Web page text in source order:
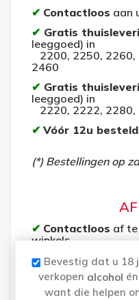
✔ Contactloos aan
✔ Gratis
leeggoed) in
2200, 2250, 2260,
2460
✔ Gratis
leeggoed) in
2220, 2222, 2280,
✔ Vóór 12u
(*) Bestellingen op
✔ Contactloos af te
winkels
✔ Wij bieden u een
✔ Uw bestelling
Bevestig dat u 18
verkopen alcohol
want die helpen